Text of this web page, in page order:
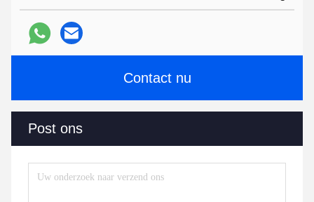
Contact nu
Post ons